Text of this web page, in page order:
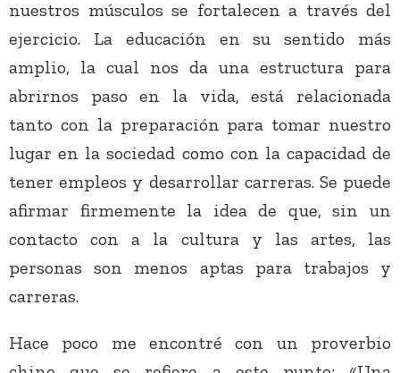
nuestros músculos se fortalecen a través del
ejercicio. La educación en su sentido más
amplio, la cual nos da una estructura para
abrirnos paso en la vida, está relacionada
tanto con la preparación para tomar nuestro
lugar en la sociedad como con la capacidad de
tener empleos y desarrollar carreras. Se puede
afirmar firmemente la idea de que, sin un
contacto con a la cultura y las artes, las
personas son menos aptas para trabajos y
carreras.
Hace poco me encontré con un proverbio